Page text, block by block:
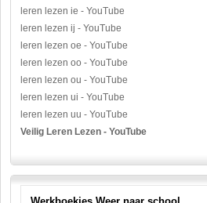
leren lezen ie - YouTube
leren lezen ij - YouTube
leren lezen oe - YouTube
leren lezen oo - YouTube
leren lezen ou - YouTube
leren lezen ui - YouTube
leren lezen uu - YouTube
Veilig Leren Lezen - YouTube
Werkboekjes Weer naar school